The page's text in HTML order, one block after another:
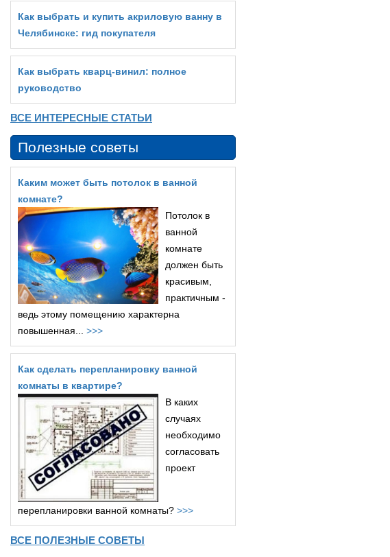
Как выбрать и купить акриловую ванну в
Челябинске: гид покупателя
Как выбрать кварц‑винил: полное
руководство
ВСЕ ИНТЕРЕСНЫЕ СТАТЬИ
Полезные советы
Каким может быть потолок в ванной
комнате?
Потолок в
ванной
комнате
должен быть
красивым,
практичным -
ведь этому помещению характерна
повышенная... >>>
Как сделать перепланировку ванной
комнаты в квартире?
В каких
случаях
необходимо
согласовать
проект
перепланировки ванной комнаты? >>>
ВСЕ ПОЛЕЗНЫЕ СОВЕТЫ